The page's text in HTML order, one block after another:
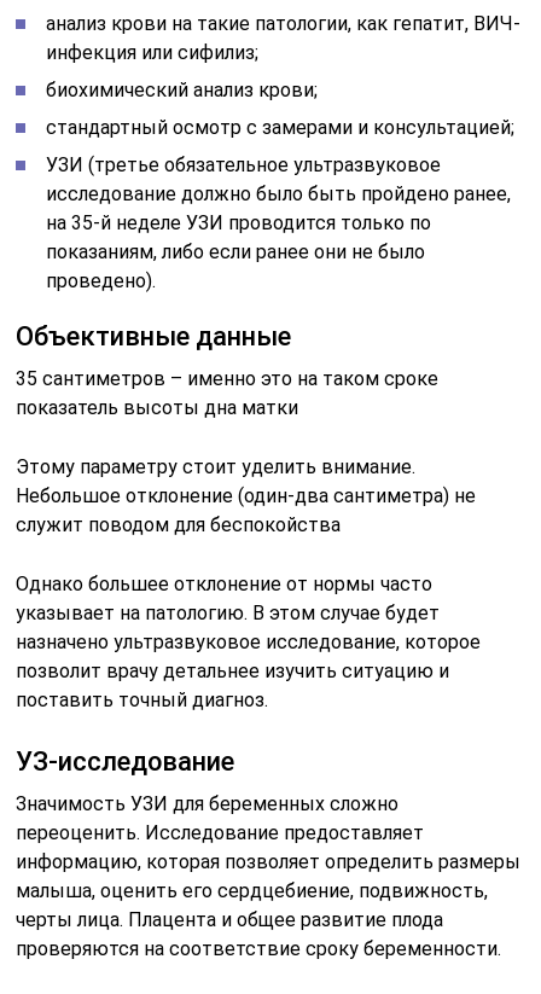
анализ крови на такие патологии, как гепатит, ВИЧ-
инфекция или сифилиз;
биохимический анализ крови;
стандартный осмотр с замерами и консультацией;
УЗИ (третье обязательное ультразвуковое
исследование должно было быть пройдено ранее,
на 35-й неделе УЗИ проводится только по
показаниям, либо если ранее они не было
проведено).
Объективные данные
35 сантиметров – именно это на таком сроке
показатель высоты дна матки
Этому параметру стоит уделить внимание.
Небольшое отклонение (один-два сантиметра) не
служит поводом для беспокойства
Однако большее отклонение от нормы часто
указывает на патологию. В этом случае будет
назначено ультразвуковое исследование, которое
позволит врачу детальнее изучить ситуацию и
поставить точный диагноз.
УЗ-исследование
Значимость УЗИ для беременных сложно
переоценить. Исследование предоставляет
информацию, которая позволяет определить размеры
малыша, оценить его сердцебиение, подвижность,
черты лица. Плацента и общее развитие плода
проверяются на соответствие сроку беременности.